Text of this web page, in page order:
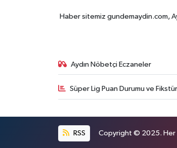
Haber sitemiz gundemaydin.com,
Aydın Nöbetçi Eczaneler
Süper Lig Puan Durumu ve Fikstür
RSS Copyright © 2025. Her